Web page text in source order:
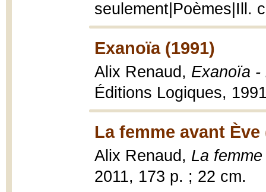
seulement|Poèmes|Ill.
Exanoïa (1991)
Alix Renaud, Exanoïa -
Éditions Logiques,
La femme avant Ève
Alix Renaud, La
2011, 173 p. ; 22 cm.